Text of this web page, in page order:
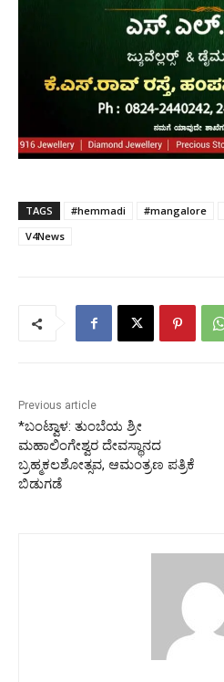
TAGS #hemmadi #mangalore
V4News
Previous article
*ಬಂಟ್ವಾಳ: ತುಂಬೆಯ ಶ್ರೀ
ಮಹಾಲಿಂಗೇಶ್ವರ ದೇವಸ್ಥಾನದ
ಬ್ರಹ್ಮಕಲಶೋತ್ಸವ, ಆಮಂತ್ರಣ ಪತ್ರಿಕೆ
ಬಿಡುಗಡೆ